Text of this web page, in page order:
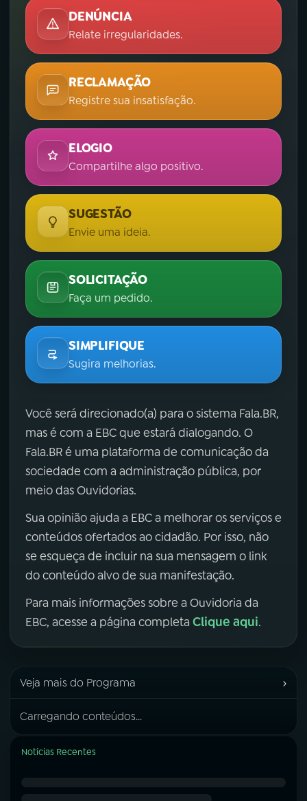
DENÚNCIA
Relate irregularidades.
RECLAMAÇÃO
Registre sua insatisfação.
ELOGIO
Compartilhe algo positivo.
SUGESTÃO
Envie uma ideia.
SOLICITAÇÃO
Faça um pedido.
SIMPLIFIQUE
Sugira melhorias.
Você será direcionado(a) para o sistema Fala.BR,
mas é com a EBC que estará dialogando. O
Fala.BR é uma plataforma de comunicação da
sociedade com a administração pública, por
meio das Ouvidorias.
Sua opinião ajuda a EBC a melhorar os serviços e
conteúdos ofertados ao cidadão. Por isso, não
se esqueça de incluir na sua mensagem o link
do conteúdo alvo de sua manifestação.
Para mais informações sobre a Ouvidoria da
EBC, acesse a página completa Clique aqui.
Veja mais do Programa ›
Carregando conteúdos...
Notícias Recentes